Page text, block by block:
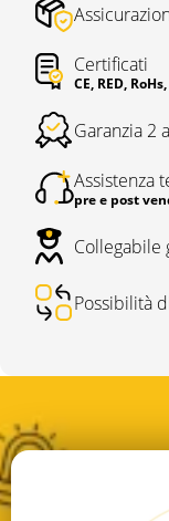
Certificati
CE, RED,
Garanzia 2
Assistenza
pre e post
Collegabile
Possibilità